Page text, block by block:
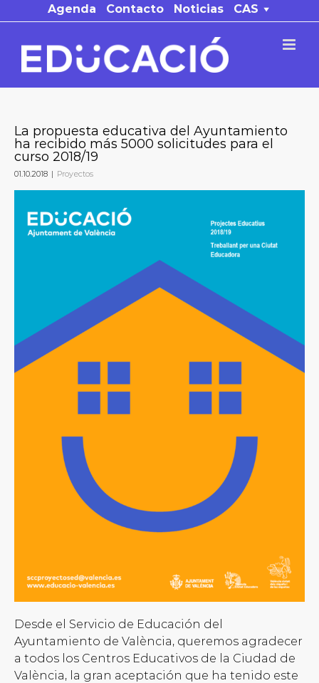
al
contenido
Agenda Contacto Noticias CAS
La propuesta educativa del Ayuntamiento
ha recibido más 5000 solicitudes para el
curso 2018/19
01.10.2018 | Proyectos
Desde el Servicio de Educación del
Ayuntamiento de València, queremos agradecer
a todos los Centros Educativos de la Ciudad de
València, la gran aceptación que ha tenido este